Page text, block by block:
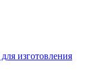
изготовления